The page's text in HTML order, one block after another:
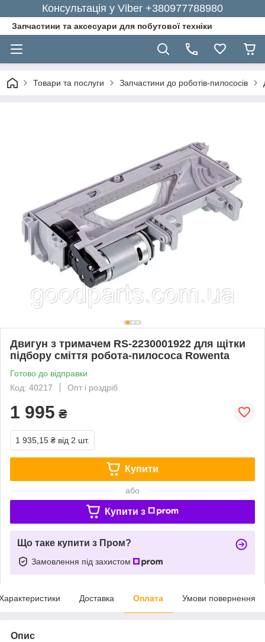
Консультація у Viber +380977788980
Запчастини та аксесуари для побутової техніки
Товари та послуги Запчастини до роботів-пилососів
Двигун з тримачем RS-2230001922 для щітки
підбору сміття робота-пилососа Rowenta
Готово до відправки
Код: 40217
Опт і роздріб
1 995 ₴
1 935,15 ₴ від 2 шт.
Купити
або
Купити з
Що таке купити з Пром?
Замовлення під захистом
Доставка Оплата Умови повернення
Опис